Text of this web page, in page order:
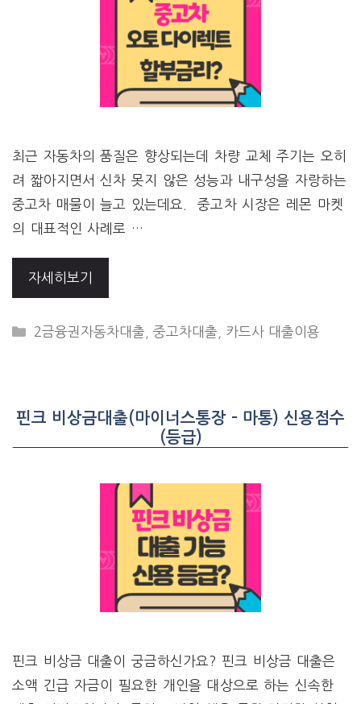
최근 자동차의 품질은 향상되는데 차량 교체 주기는 오히
려 짧아지면서 신차 못지 않은 성능과 내구성을 자랑하는
중고차 매물이 늘고 있는데요. 중고차 시장은 레몬 마켓
의 대표적인 사례로 …
자세히보기
CATEGORIES
2금융권자동차대출 ,중고차대출 카드사 대출이용
핀크 비상금대출(마이너스통장 – 마통) 신용점수
(등급)
핀크 비상금 대출이 궁금하신가요? 핀크 비상금 대출은
소액 긴급 자금이 필요한 개인을 대상으로 하는 신속한